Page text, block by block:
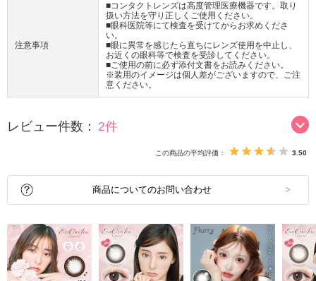
注意事項
■コンタクトレンズは高度管理医療機器です。取り
扱い方法を守り正しくご使用ください。
■眼科医院等にて検査を受けてからお求めくださ
い。
■眼に異常を感じたら直ちにレンズ使用を中止し、
お近くの眼科等で検査を受診してください。
■ご使用の前に必ず添付文書をお読みください。
※装用のイメージは個人差がございますので、ご注
意ください。
レビュー件数： 2件
この商品の平均評価： 3.50
商品についてのお問い合わせ